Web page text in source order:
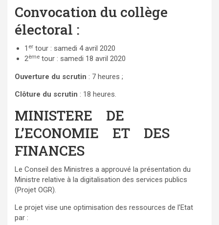
Convocation du collège
électoral :
1 er tour : samedi 4 avril 2020
2ème tour : samedi 18 avril 2020
Ouverture du scrutin : 7 heures ;
Clôture du scrutin : 18 heures.
MINISTERE DE
L’ECONOMIE ET DES
FINANCES
Le Conseil des Ministres a approuvé la présentation du
Ministre relative à la digitalisation des services publics
(Projet OGR).
Le projet vise une optimisation des ressources de l’Etat
par :